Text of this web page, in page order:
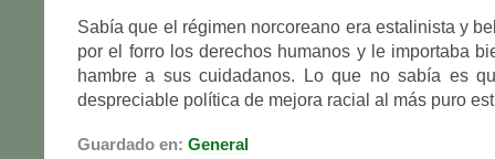
Sabía que el régimen norcoreano era estalinista y
por el forro los derechos humanos y le importaba
hambre a sus cuidadanos. Lo que no sabía es
despreciable política de mejora racial al más puro
Guardado en: General